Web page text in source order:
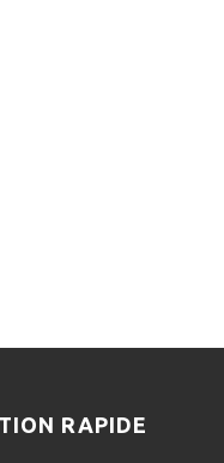
RAPIDE